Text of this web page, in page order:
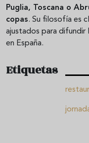
Puglia, Toscana o
copas. Su filosofía es
ajustados para difundir
en España.
Etiquetas